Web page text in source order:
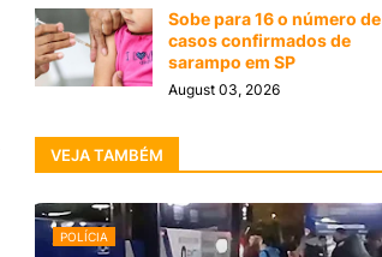
Sobe para 16 o número de
casos confirmados de
sarampo em SP
August 03, 2026
VEJA TAMBÉM
POLÍCIA